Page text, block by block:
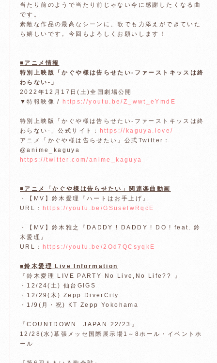
当たり前のようで当たり前じゃない今に感謝したくなる曲
です。
素敵な作品の最高なシーンに、歌でも力添えができていた
ら嬉しいです。今回もよろしくお願いします！
■アニメ情報
特別上映版「かぐや様は告らせたい-ファーストキッスは終
わらない-」
2022年12月17日(土)全国劇場公開
▼特報映像 /https://youtu.be/Z_wwt_eYmdE
特別上映版「かぐや様は告らせたい-ファーストキッスは終
わらない-」公式サイト： https://kaguya.love/
アニメ「かぐや様は告らせたい」公式Twitter：
@anime_kaguya
https://twitter.com/anime_kaguya
■アニメ「かぐや様は告らせたい」関連楽曲動画
・【MV】鈴木愛理『ハートはお手上げ』
URL： https://youtu.be/GSuselwRqcE
・【MV】鈴木雅之『DADDY ! DADDY ! DO ! feat. 鈴
木愛理』
URL： https://youtu.be/2Od7QCsyqkE
■鈴木愛理 Live Information
『鈴木愛理 LIVE PARTY No Live,No Life?? 』
・12/24(土) 仙台GIGS
・12/29(木) Zepp DiverCity
・1/9(月・祝) KT Zepp Yokohama
『COUNTDOWN JAPAN 22/23』
12/28(水)幕張メッセ国際展示場1～8ホール・イベントホ
ール